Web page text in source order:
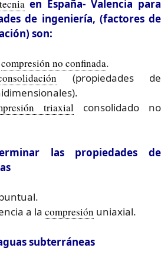
en España- Valencia para
de ingeniería, (factores de
son:
compresión no confinada.
(propiedades de
triaxial consolidado no
las propiedades de
a la compresión uniaxial.
subterráneas